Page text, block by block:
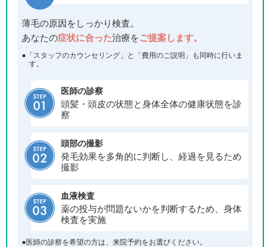
薄毛の原因をしっかり検査。
あなたの症状に合った治療をご提案します。
●「スタッフのカウンセリング」と「費用のご説明」も同時に行いま
す。
医師の診察
頭髪・頭皮の状態と身体全体の健康状態を診
察
頭部の撮影
発毛効果を多角的に判断し、経過を見るため
撮影
血液検査
薬の投与が問題ないかを判断するため、身体
検査を実施
●医師の診察を希望の方は、来院予約をお選びください。